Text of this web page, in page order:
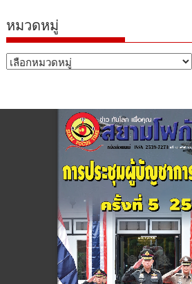
หมวดหมู่
หมวด